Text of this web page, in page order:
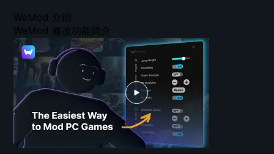
WeMod 介绍
WeMod 修改功能简介